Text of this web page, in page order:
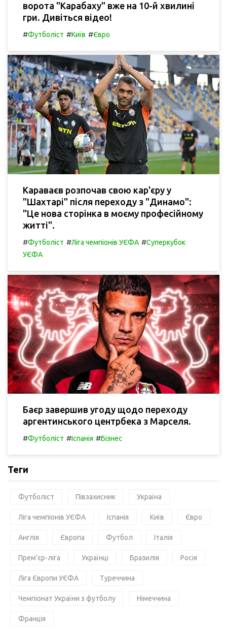
ворота "Карабаху" вже на 10-й хвилині
гри. Дивіться відео!
#Футболіст #Київ #Євро
Караваєв розпочав свою кар'єру у
"Шахтарі" після переходу з "Динамо":
"Це нова сторінка в моєму професійному
житті".
#Футболіст #Ліга чемпіонів УЄФА #Суперкубок
УЄФА
Баєр завершив угоду щодо переходу
аргентинського центрбека з Марселя.
#Футболіст #Іспанія #Бізнес
Теги
Футболіст Півзахисник Україна
Ліга чемпіонів УЄФА Іспанія Київ Євро
Англія Європа Футбол Італія
Прем'єр-ліга Українці Бразилія Росія
Ліга Європи УЄФА Туреччина
Чемпіонат України з футболу Німеччина
Франція